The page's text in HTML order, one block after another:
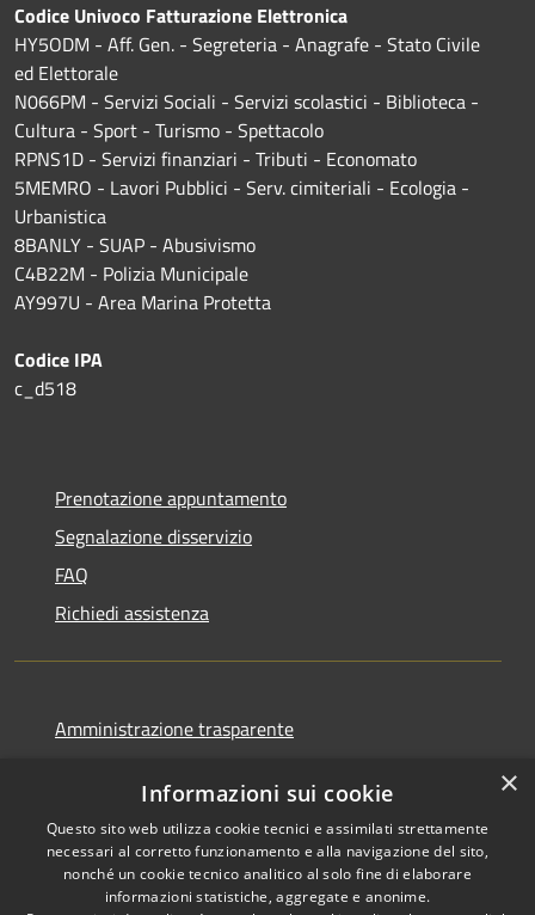
Codice Univoco Fatturazione Elettronica
HY5ODM - Aff. Gen. - Segreteria - Anagrafe - Stato Civile
ed Elettorale
N066PM - Servizi Sociali - Servizi scolastici - Biblioteca -
Cultura - Sport - Turismo - Spettacolo
RPNS1D - Servizi finanziari - Tributi - Economato
5MEMRO - Lavori Pubblici - Serv. cimiteriali - Ecologia -
Urbanistica
8BANLY - SUAP - Abusivismo
C4B22M - Polizia Municipale
AY997U - Area Marina Protetta
Codice IPA
c_d518
Prenotazione appuntamento
Segnalazione disservizio
FAQ
Richiedi assistenza
Amministrazione trasparente
Dichiarazione di accessibilità
×
Informazioni sui cookie
Questo sito web utilizza cookie tecnici e assimilati strettamente
necessari al corretto funzionamento e alla navigazione del sito,
nonché un cookie tecnico analitico al solo fine di elaborare
informazioni statistiche, aggregate e anonime.